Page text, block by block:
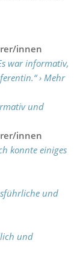
innen
war informativ,
› Mehr
und
innen
konnte einiges
und
und